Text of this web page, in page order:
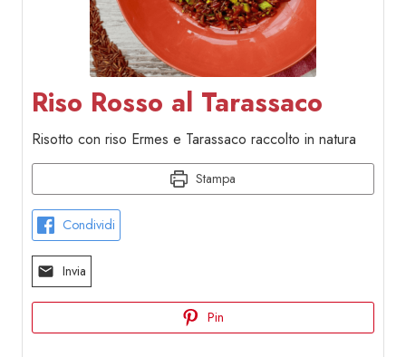
Riso Rosso al Tarassaco
Risotto con riso Ermes e Tarassaco raccolto in natura
Stampa
Condividi
Invia
Pin